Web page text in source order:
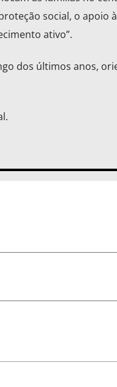
social, o apoio à
ativo”.
dos últimos anos,